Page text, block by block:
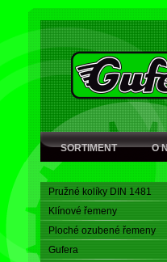
SORTIMENT O
Pružné kolíky DIN 1481
Klínové řemeny
Ploché ozubené řemeny
Gufera